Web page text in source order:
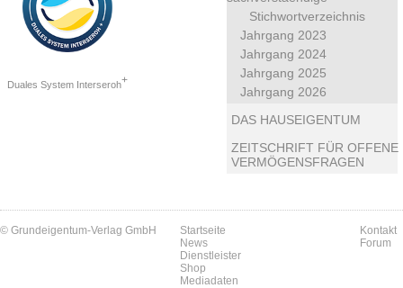
Duales System Interseroh+
Stichwortverzeichnis
Jahrgang 2023
Jahrgang 2024
Jahrgang 2025
Jahrgang 2026
DAS HAUSEIGENTUM
ZEITSCHRIFT FÜR OFFENE
VERMÖGENSFRAGEN
© Grundeigentum-Verlag GmbH
Startseite
News
Dienstleister
Shop
Mediadaten
Kontakt
Forum